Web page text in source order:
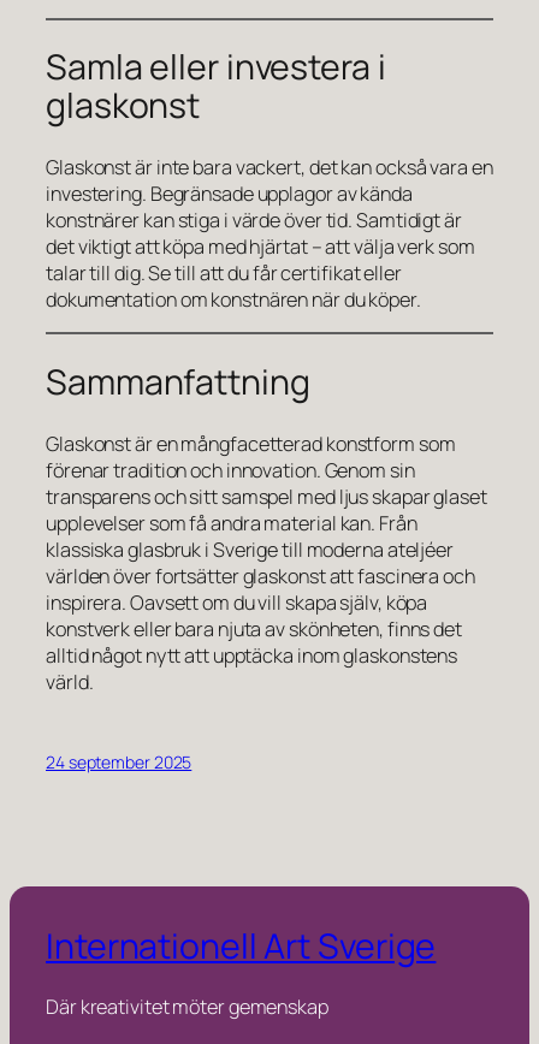
Samla eller investera i
glaskonst
Glaskonst är inte bara vackert, det kan också vara en
investering. Begränsade upplagor av kända
konstnärer kan stiga i värde över tid. Samtidigt är
det viktigt att köpa med hjärtat – att välja verk som
talar till dig. Se till att du får certifikat eller
dokumentation om konstnären när du köper.
Sammanfattning
Glaskonst är en mångfacetterad konstform som
förenar tradition och innovation. Genom sin
transparens och sitt samspel med ljus skapar glaset
upplevelser som få andra material kan. Från
klassiska glasbruk i Sverige till moderna ateljéer
världen över fortsätter glaskonst att fascinera och
inspirera. Oavsett om du vill skapa själv, köpa
konstverk eller bara njuta av skönheten, finns det
alltid något nytt att upptäcka inom glaskonstens
värld.
24 september 2025
Internationell Art Sverige
Där kreativitet möter gemenskap